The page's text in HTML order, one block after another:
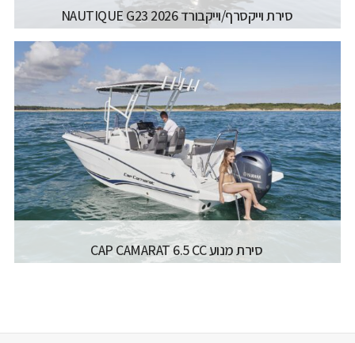
סירת וייקסרף/וייקבורד 2026 NAUTIQUE G23
PARAGON
NAUTIQUE - SUPER AIR NAUTIQUE
G23 PARAGON
רישיון משיט:
רישיון עוצמה ב' (משיט 13)
מספר מפליגים:
15
אורך כללי:
7.75 M
רוחב כללי:
2.59 M
דגם מנוע:
PCM MAX 630 HP
קרא עוד...
סירת מנוע CAP CAMARAT 6.5 CC